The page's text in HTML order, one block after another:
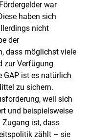
war
haben sich
nicht
der
dass möglichst viele
zur Verfügung
GAP ist es natürlich
zu sichern.
weil sich
und beispielsweise
Zugang ist, dass
zählt – sie